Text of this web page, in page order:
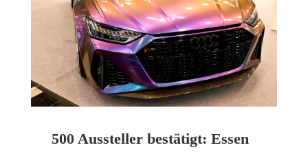
500 Aussteller bestätigt: Essen